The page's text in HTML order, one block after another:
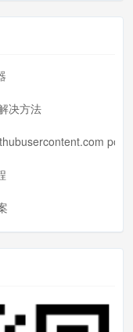
文件内容的信
日志的滚动。
日志的
logrotate-
决方法
port